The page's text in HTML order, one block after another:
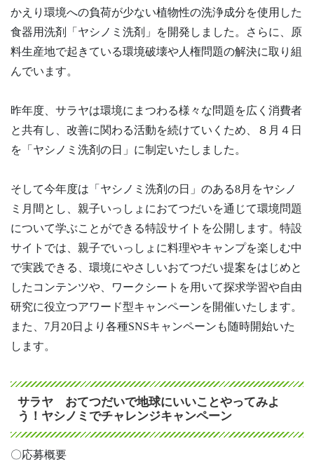
かえり環境への負荷が少ない植物性の洗浄成分を使用した
食器用洗剤「ヤシノミ洗剤」を開発しました。さらに、原
料生産地で起きている環境破壊や人権問題の解決に取り組
んでいます。
昨年度、サラヤは環境にまつわる様々な問題を広く消費者
と共有し、改善に関わる活動を続けていくため、８月４日
を「ヤシノミ洗剤の日」に制定いたしました。
そして今年度は「ヤシノミ洗剤の日」のある8月をヤシノ
ミ月間とし、親子いっしょにおてつだいを通じて環境問題
について学ぶことができる特設サイトを公開します。特設
サイトでは、親子でいっしょに料理やキャンプを楽しむ中
で実践できる、環境にやさしいおてつだい提案をはじめと
したコンテンツや、ワークシートを用いて探求学習や自由
研究に役立つアワード型キャンペーンを開催いたします。
また、7月20日より各種SNSキャンペーンも随時開始いた
します。
サラヤ おてつだいで地球にいいことやってみよ
う！ヤシノミでチャレンジキャンペーン
〇応募概要